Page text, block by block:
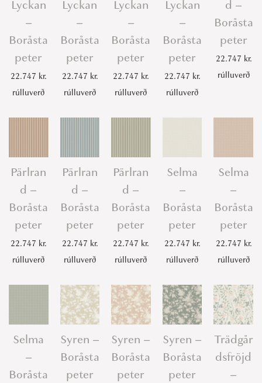
Lyckan
–
Boråsta
peter
22.747 kr.
rúlluverð
Lyckan
–
Boråsta
peter
22.747 kr.
rúlluverð
Lyckan
–
Boråsta
peter
22.747 kr.
rúlluverð
Lyckan
–
Boråsta
peter
22.747 kr.
rúlluverð
d –
Boråsta
peter
22.747 kr.
rúlluverð
Pärlran
d –
Boråsta
peter
22.747 kr.
rúlluverð
Pärlran
d –
Boråsta
peter
22.747 kr.
rúlluverð
Pärlran
d –
Boråsta
peter
22.747 kr.
rúlluverð
Selma
–
Boråsta
peter
22.747 kr.
rúlluverð
Selma
–
Boråsta
peter
22.747 kr.
rúlluverð
Selma
–
Boråsta
Syren –
Boråsta
peter
Syren –
Boråsta
peter
Syren –
Boråsta
peter
Trädgår
dsfröjd
–